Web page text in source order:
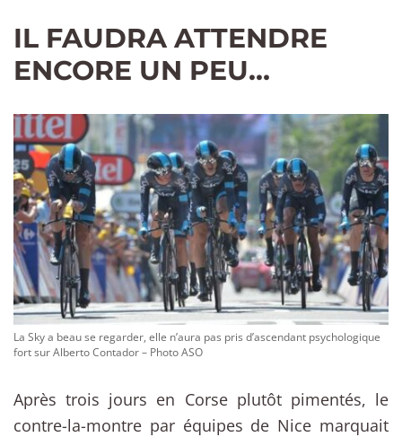
IL FAUDRA ATTENDRE
ENCORE UN PEU…
La Sky a beau se regarder, elle n’aura pas pris d’ascendant psychologique
fort sur Alberto Contador – Photo ASO
Après trois jours en Corse plutôt pimentés, le
contre-la-montre par équipes de Nice marquait